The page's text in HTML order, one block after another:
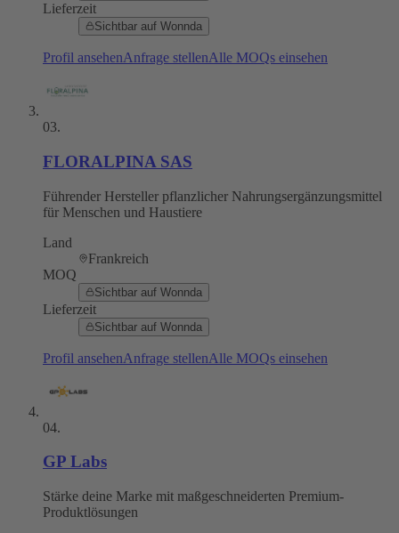
Lieferzeit
Sichtbar auf Wonnda
Profil ansehenAnfrage stellenAlle MOQs einsehen
03.
FLORALPINA SAS
Führender Hersteller pflanzlicher Nahrungsergänzungsmittel
für Menschen und Haustiere
Land
Frankreich
MOQ
Sichtbar auf Wonnda
Lieferzeit
Sichtbar auf Wonnda
Profil ansehenAnfrage stellenAlle MOQs einsehen
04.
GP Labs
Stärke deine Marke mit maßgeschneiderten Premium-
Produktlösungen